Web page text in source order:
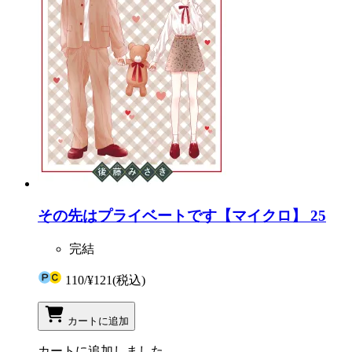
その先はプライベートです【マイクロ】 25
完結
110/¥121(税込)
カートに追加